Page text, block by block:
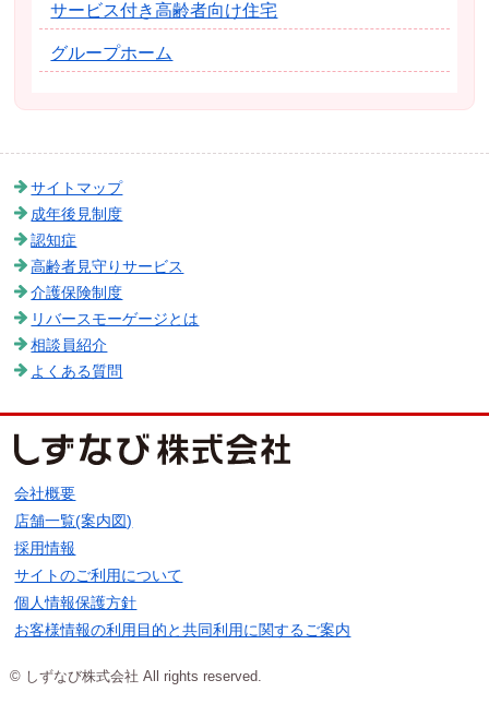
サービス付き高齢者向け住宅
グループホーム
サイトマップ
成年後見制度
認知症
高齢者見守りサービス
介護保険制度
リバースモーゲージとは
相談員紹介
よくある質問
会社概要
店舗一覧(案内図)
採用情報
サイトのご利用について
個人情報保護方針
お客様情報の利用目的と共同利用に関するご案内
© しずなび株式会社 All rights reserved.